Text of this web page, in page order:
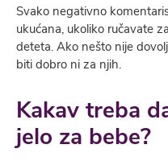
Svako negativno
ukućana, ukoliko ručavate
deteta. Ako nešto nije
biti dobro ni za njih.
Kakav treba
jelo za bebe?